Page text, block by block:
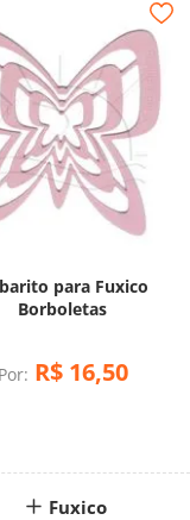
para Fuxico
Borboletas
Por: R$ 16,50
Fuxico